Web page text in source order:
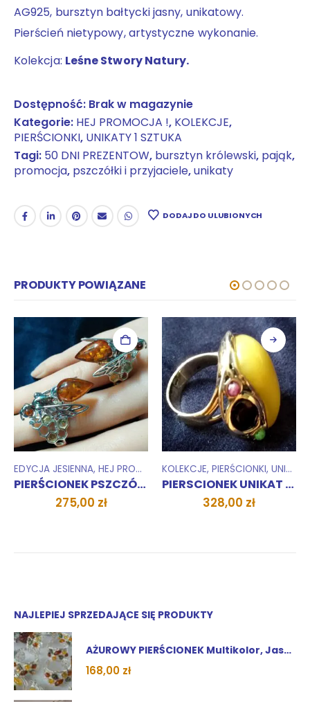
AG925, bursztyn bałtycki jasny, unikatowy.
Pierścień nietypowy, artystyczne wykonanie.
Kolekcja: Leśne Stwory Natury.
Dostępność: Brak w magazynie
Kategorie: HEJ PROMOCJA !, KOLEKCJE,
PIERŚCIONKI, UNIKATY 1 SZTUKA
Tagi: 50 DNI PREZENTOW, bursztyn królewski, pająk,
promocja, pszczółki i przyjaciele,unikaty
DODAJ DO ULUBIONYCH
PRODUKTY POWIĄZANE
,MNIEJ NIŻ 100 ZŁ ,PIERŚCIONKI ZWARIOWANY PIĄTEK
UNIKATY 1 SZTUKA
EDYCJA JESIENNA, HEJ PROMOCJA ! ,KOLEKCJE,PIERŚCIONKI,
PIERŚCIONEK PSZCZÓŁKA Edycja Jesienna
275,00 zł
KOLEKCJE, PIERŚCIONKI, UNIKATY 1 SZTUKA
PIERSCIONEK UNIKAT ART1
328,00 zł
NAJLEPIEJ SPRZEDAJĄCE SIĘ PRODUKTY
AŻUROWY PIERŚCIONEK Multikolor, Jasny, Koniak, Wiśnia
168,00 zł